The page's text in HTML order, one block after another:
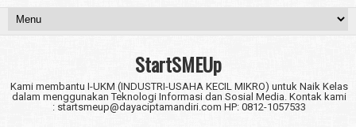
StartSMEUp
Kami membantu I-UKM (INDUSTRI-USAHA KECIL MIKRO) untuk Naik Kelas
dalam menggunakan Teknologi Informasi dan Sosial Media. Kontak kami
: startsmeup@dayaciptamandiri.com HP: 0812-1057533